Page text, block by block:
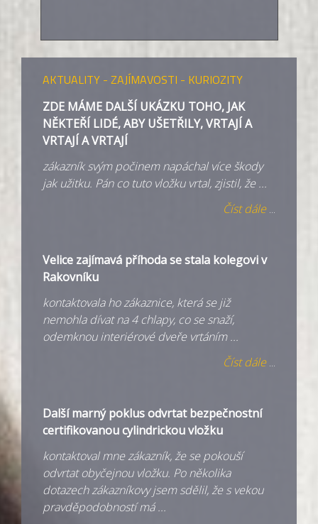
AKTUALITY - ZAJÍMAVOSTI - KURIOZITY
ZDE MÁME DALŠÍ UKÁZKU TOHO, JAK
NĚKTEŘÍ LIDÉ, ABY UŠETŘILY, VRTAJÍ A
VRTAJÍ A VRTAJÍ
zákazník svým počinem napáchal více škody
jak užitku. Pán co tuto vložku vrtal, zjistil, že ...
Číst dále...
Velice zajímavá příhoda se stala kolegovi v
Rakovníku
kontaktovala ho zákaznice, která se již
nemohla dívat na 4 chlapy, co se snaží,
odemknou interiérové dveře vrtáním ...
Číst dále...
Další marný poklus odvrtat bezpečnostní
certifikovanou cylindrickou vložku
kontaktoval mne zákazník, že se pokouší
odvrtat obyčejnou vložku. Po několika
dotazech zákazníkovy jsem sdělil, že s vekou
pravděpodobností má ...